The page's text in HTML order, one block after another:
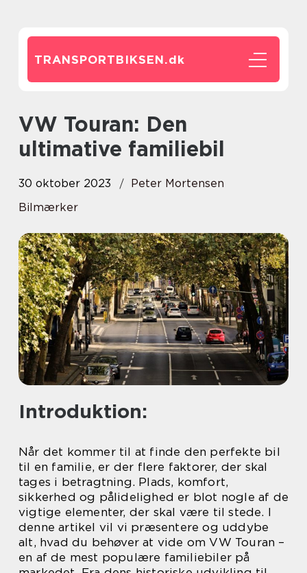
TRANSPORTBIKSEN.dk
VW Touran: Den
ultimative familiebil
30 oktober 2023
Peter Mortensen
Bilmærker
Introduktion:
Når det kommer til at finde den perfekte bil
til en familie, er der flere faktorer, der skal
tages i betragtning. Plads, komfort,
sikkerhed og pålidelighed er blot nogle af de
vigtige elementer, der skal være til stede. I
denne artikel vil vi præsentere og uddybe
alt, hvad du behøver at vide om VW Touran –
en af de mest populære familiebiler på